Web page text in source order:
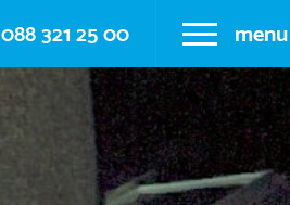
088 321 25 00 menu